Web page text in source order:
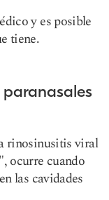
y es posible
tiene.
rinosinusitis viral
ocurre cuando
las cavidades